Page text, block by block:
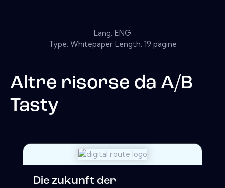
Lang: ENG
Type: Whitepaper Length: 19 pagine
Altre risorse da A/B
Tasty
Die zukunft der